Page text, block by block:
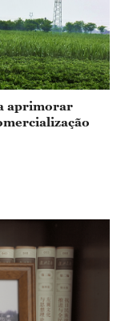
aprimorar